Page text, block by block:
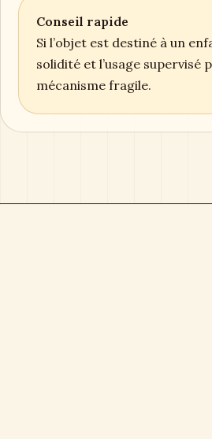
Conseil rapide
Si l’objet est destiné à un
solidité et l’usage supervisé
mécanisme fragile.